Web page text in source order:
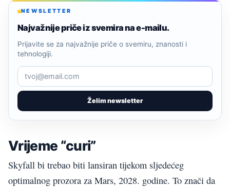
NEWSLETTER
Najvažnije priče iz svemira na e-mailu.
Želim newsletter
Prijavite se za najvažnije priče o svemiru, znanosti i
tehnologiji.
Vrijeme “curi”
Skyfall bi trebao biti lansiran tijekom sljedećeg
optimalnog prozora za Mars, 2028. godine. To znači da